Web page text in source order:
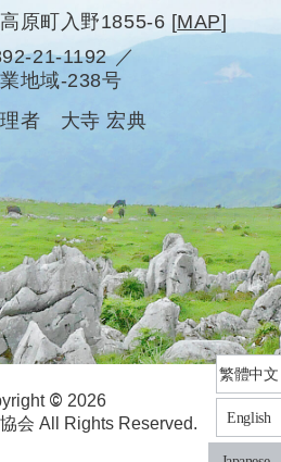
繁體中文
English
原町入野1855-6 [MAP]
21-1192
地域-238号
理者 大寺 宏典
© 2026
会 All Rights Reserved.